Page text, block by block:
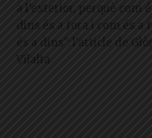
a l’exterior, perquè com
dins és a fora i com és a
és a dins": l'article de
Vilalta